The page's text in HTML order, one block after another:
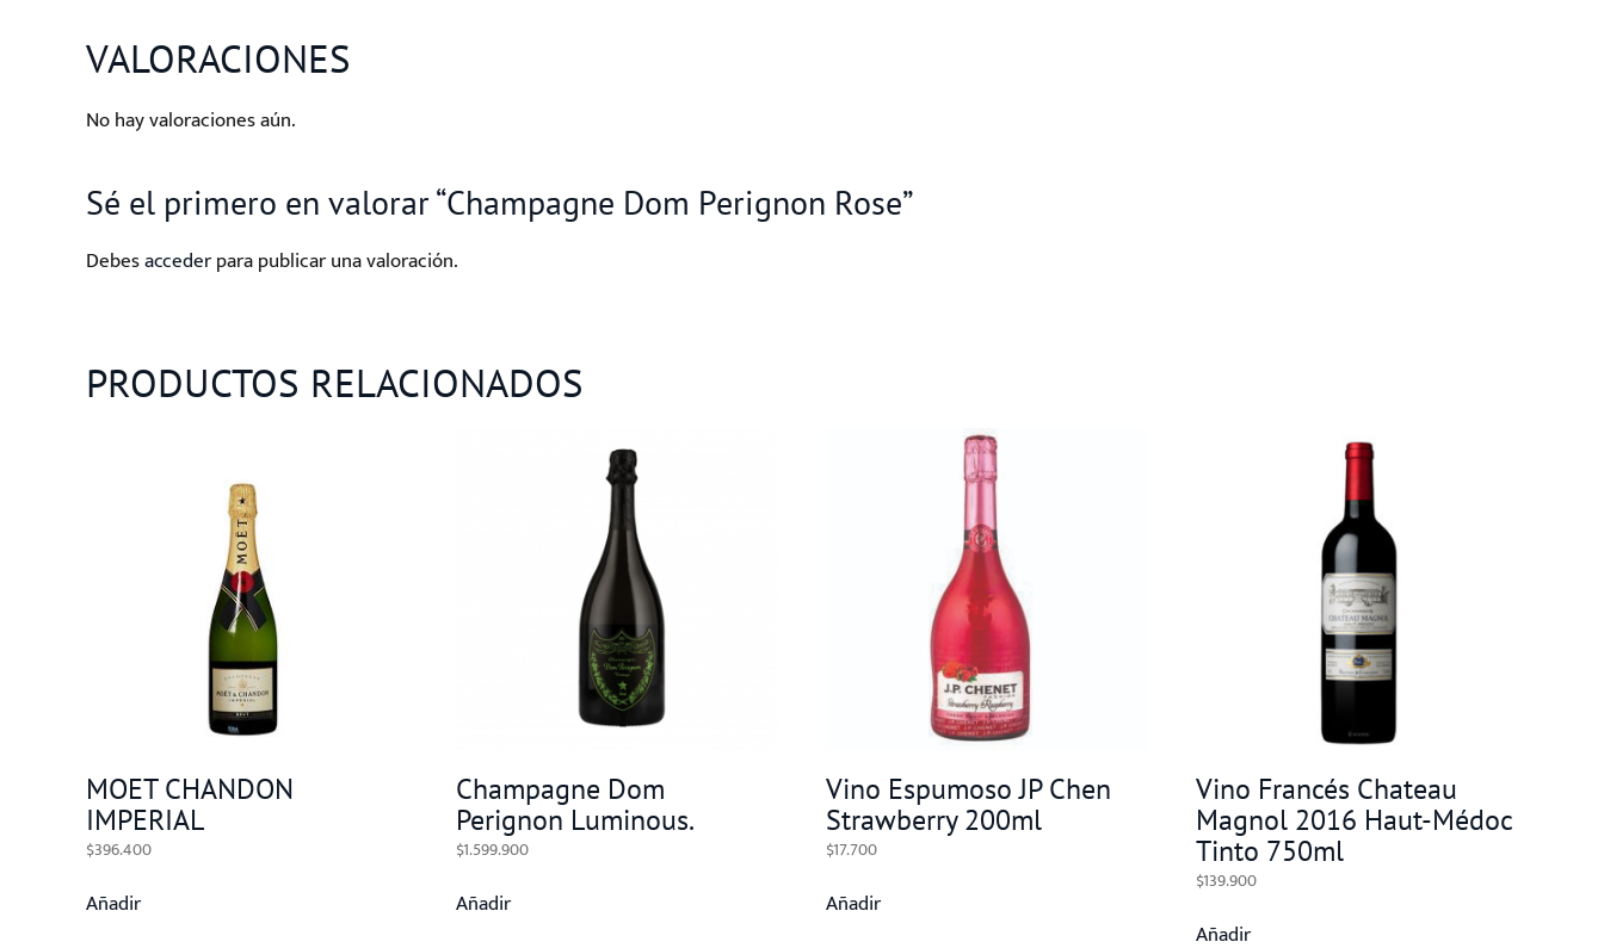
VALORACIONES
No hay valoraciones aún.
Sé el primero en valorar “Champagne Dom Perignon Rose”
Debesaccederpara publicar una valoración.
PRODUCTOS RELACIONADOS
MOET CHANDON
IMPERIAL
$396.400
Añadir
Champagne Dom
Perignon Luminous.
$1.599.900
Añadir
Vino Espumoso JP Chen
Strawberry 200ml
$17.700
Añadir
Vino Francés Chateau
Magnol 2016 Haut-Médoc
Tinto 750ml
$139.900
Añadir